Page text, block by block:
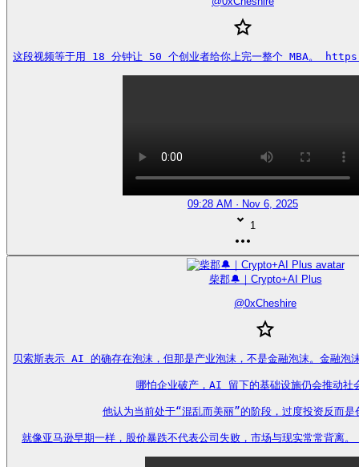
这段视频等于用 18 分钟让 50 个创业者给你上完一整个 MBA。
09:28 AM · Nov 6, 2025
1
柴郡🔔｜Crypto+AI Plus
@0xCheshire
贝索斯表示 AI 的确存在泡沫，但那是产业泡沫，不是金融泡沫。金融泡
哪怕企业破产，AI 留下的基础设施仍会推动社
他认为当前处于“混乱而美丽”的阶段，过度投资反而是
就像亚马逊早期一样，股价暴跌不代表公司失败，市场与现实常常